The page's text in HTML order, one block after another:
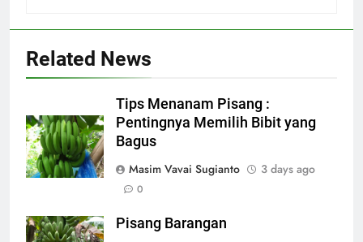
Related News
Tips Menanam Pisang :
Pentingnya Memilih Bibit yang
Bagus
Masim Vavai Sugianto
3 days ago
0
Pisang Barangan